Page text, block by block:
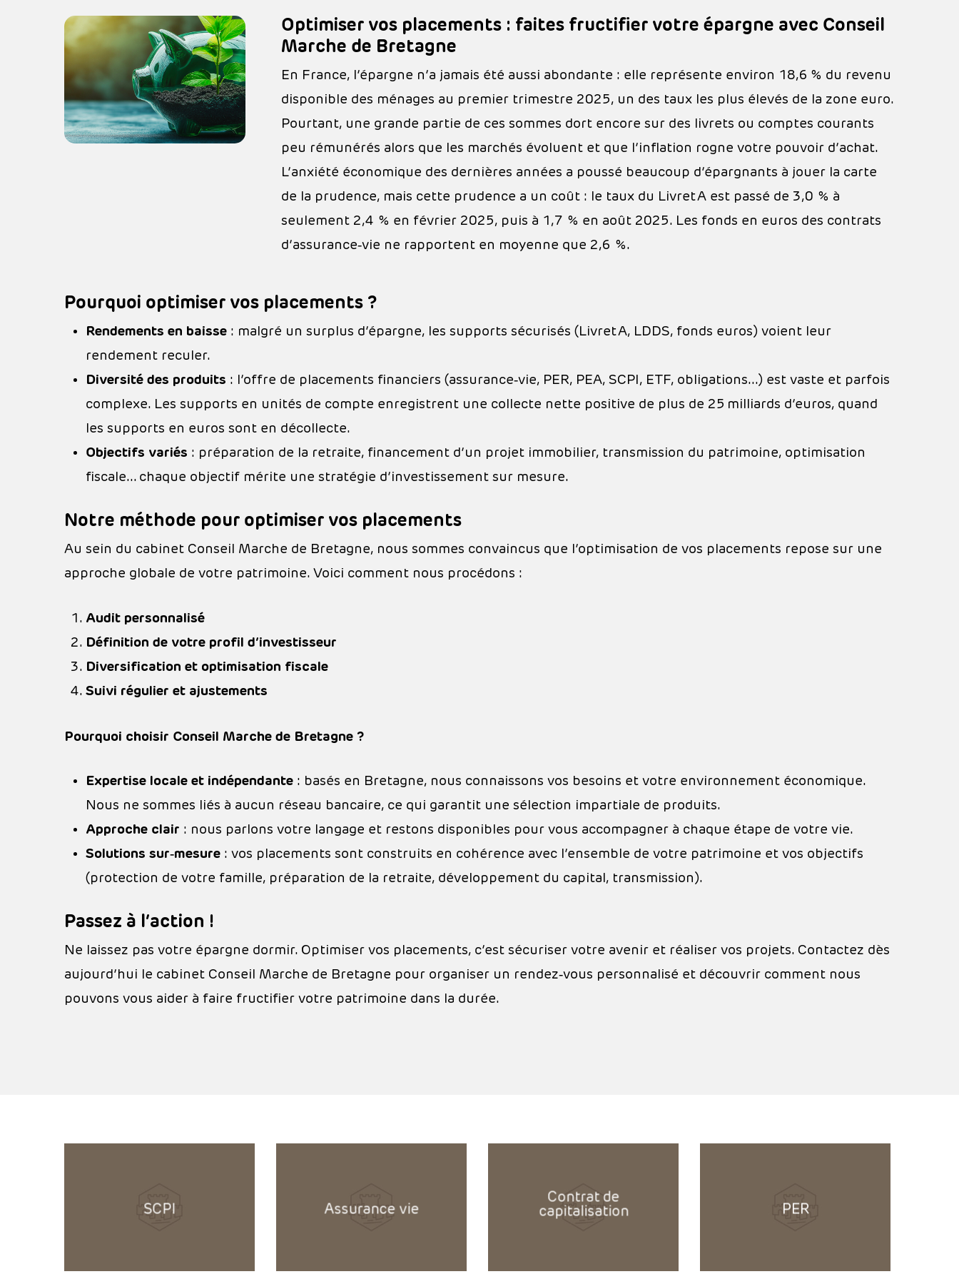
Hit enter to search or ESC to close
Optimiser vos placements : faites fructifier votre épargne avec Conseil
Marche de Bretagne
En France, l’épargne n’a jamais été aussi abondante : elle représente environ 18,6 % du revenu
disponible des ménages au premier trimestre 2025, un des taux les plus élevés de la zone euro.
Pourtant, une grande partie de ces sommes dort encore sur des livrets ou comptes courants
peu rémunérés alors que les marchés évoluent et que l’inflation rogne votre pouvoir d’achat.
L’anxiété économique des dernières années a poussé beaucoup d’épargnants à jouer la carte
de la prudence, mais cette prudence a un coût : le taux du Livret A est passé de 3,0 % à
seulement 2,4 % en février 2025, puis à 1,7 % en août 2025. Les fonds en euros des contrats
d’assurance‑vie ne rapportent en moyenne que 2,6 %.
Pourquoi optimiser vos placements ?
Rendements en baisse : malgré un surplus d’épargne, les supports sécurisés (Livret A, LDDS, fonds euros) voient leur
rendement reculer.
Diversité des produits : l’offre de placements financiers (assurance‑vie, PER, PEA, SCPI, ETF, obligations…) est vaste et parfois
complexe. Les supports en unités de compte enregistrent une collecte nette positive de plus de 25 milliards d’euros, quand
les supports en euros sont en décollecte.
Objectifs variés : préparation de la retraite, financement d’un projet immobilier, transmission du patrimoine, optimisation
fiscale… chaque objectif mérite une stratégie d’investissement sur mesure.
Notre méthode pour optimiser vos placements
Au sein du cabinet Conseil Marche de Bretagne, nous sommes convaincus que l’optimisation de vos placements repose sur une
approche globale de votre patrimoine. Voici comment nous procédons :
Audit personnalisé
Définition de votre profil d’investisseur
Diversification et optimisation fiscale
Suivi régulier et ajustements
Pourquoi choisir Conseil Marche de Bretagne ?
Expertise locale et indépendante : basés en Bretagne, nous connaissons vos besoins et votre environnement économique.
Nous ne sommes liés à aucun réseau bancaire, ce qui garantit une sélection impartiale de produits.
Approche clair : nous parlons votre langage et restons disponibles pour vous accompagner à chaque étape de votre vie.
Solutions sur‑mesure : vos placements sont construits en cohérence avec l’ensemble de votre patrimoine et vos objectifs
(protection de votre famille, préparation de la retraite, développement du capital, transmission).
Passez à l’action !
Ne laissez pas votre épargne dormir. Optimiser vos placements, c’est sécuriser votre avenir et réaliser vos projets. Contactez dès
aujourd’hui le cabinet Conseil Marche de Bretagne pour organiser un rendez‑vous personnalisé et découvrir comment nous
pouvons vous aider à faire fructifier votre patrimoine dans la durée.
SCPI Assurance vie
Contrat de
capitalisation
PER